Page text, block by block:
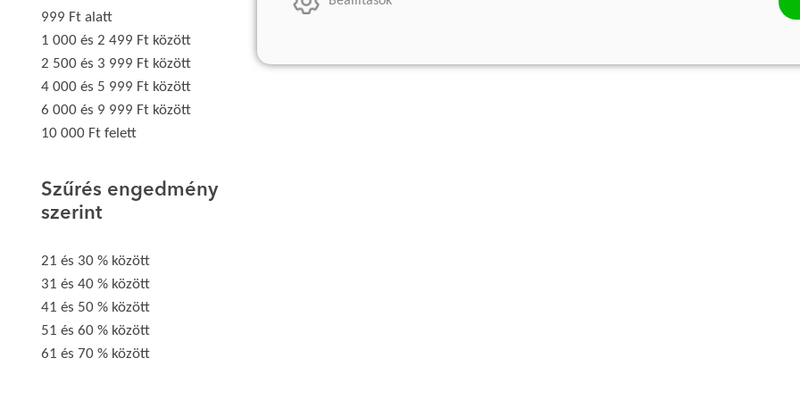
999 Ft alatt
1 000 és 2 499 Ft között
2 500 és 3 999 Ft között
4 000 és 5 999 Ft között
6 000 és 9 999 Ft között
10 000 Ft felett
Szűrés engedmény
szerint
21 és 30 % között
31 és 40 % között
41 és 50 % között
51 és 60 % között
61 és 70 % között